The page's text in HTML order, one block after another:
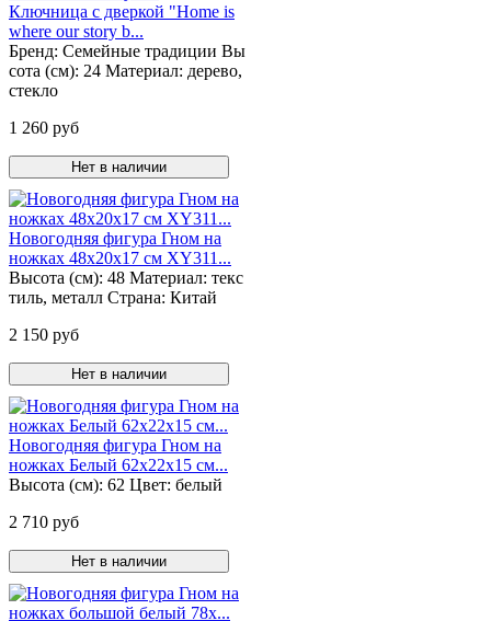
Ключница с дверкой "Home is
where our story b...
Бренд: Семейные традиции Вы
сота (см): 24 Материал: дерево,
стекло
1 260 руб
Нет в наличии
Новогодняя фигура Гном на
ножках 48х20х17 см XY311...
Высота (см): 48 Материал: текс
тиль, металл Страна: Китай
2 150 руб
Нет в наличии
Новогодняя фигура Гном на
ножках Белый 62х22х15 см...
Высота (см): 62 Цвет: белый
2 710 руб
Нет в наличии